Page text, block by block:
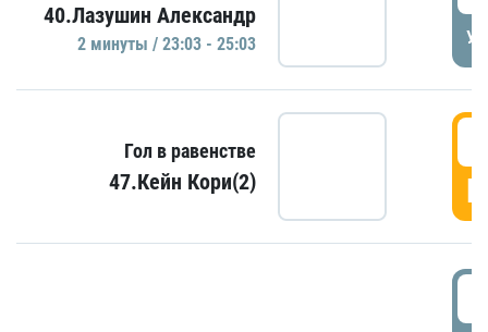
40.Лазушин Александр
2 минуты / 23:03 - 25:03
Гол в равенстве
47.Кейн Кори(2)